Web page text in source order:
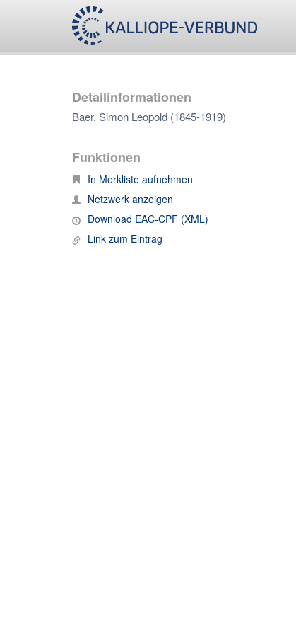
Detailinformationen
Baer, Simon Leopold (1845-1919)
Funktionen
In Merkliste aufnehmen
Netzwerk anzeigen
Download EAC-CPF (XML)
Link zum Eintrag